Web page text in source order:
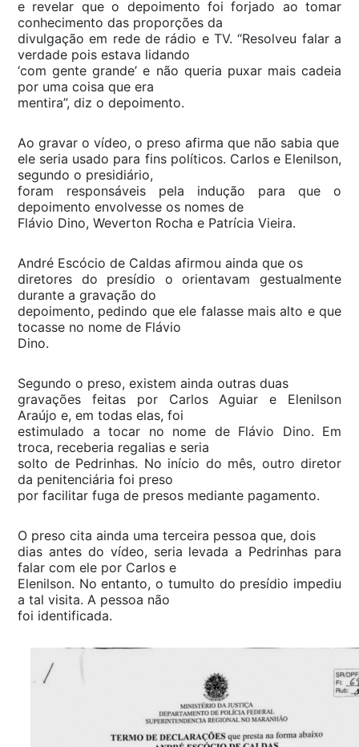
e revelar que o depoimento foi forjado ao tomar
conhecimento das proporções da
divulgação em rede de rádio e TV. “Resolveu falar a
verdade pois estava lidando
‘com gente grande’ e não queria puxar mais cadeia
por uma coisa que era
mentira”, diz o depoimento.
Ao gravar o vídeo, o preso afirma que não sabia que
ele seria usado para fins políticos. Carlos e Elenilson,
segundo o presidiário,
foram responsáveis pela indução para que o
depoimento envolvesse os nomes de
Flávio Dino, Weverton Rocha e Patrícia Vieira.
André Escócio de Caldas afirmou ainda que os
diretores do presídio o orientavam gestualmente
durante a gravação do
depoimento, pedindo que ele falasse mais alto e que
tocasse no nome de Flávio
Dino.
Segundo o preso, existem ainda outras duas
gravações feitas por Carlos Aguiar e Elenilson
Araújo e, em todas elas, foi
estimulado a tocar no nome de Flávio Dino. Em
troca, receberia regalias e seria
solto de Pedrinhas. No início do mês, outro diretor
da penitenciária foi preso
por facilitar fuga de presos mediante pagamento.
O preso cita ainda uma terceira pessoa que, dois
dias antes do vídeo, seria levada a Pedrinhas para
falar com ele por Carlos e
Elenilson. No entanto, o tumulto do presídio impediu
a tal visita. A pessoa não
foi identificada.